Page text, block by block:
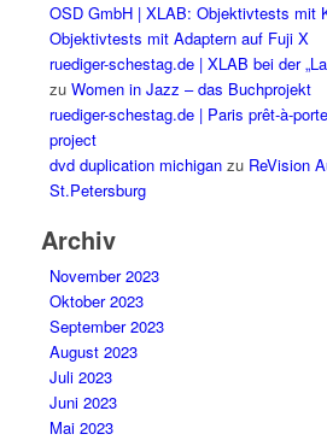
OSD GmbH | XLAB: Objektivtests mit
Objektivtests mit Adaptern auf Fuji X
ruediger-schestag.de | XLAB bei der
zu Women in Jazz – das Buchprojekt
ruediger-schestag.de | Paris prêt-à-
project
dvd duplication michiganzu ReVision
St.Petersburg
Archiv
November 2023
Oktober 2023
September 2023
August 2023
Juli 2023
Juni 2023
Mai 2023